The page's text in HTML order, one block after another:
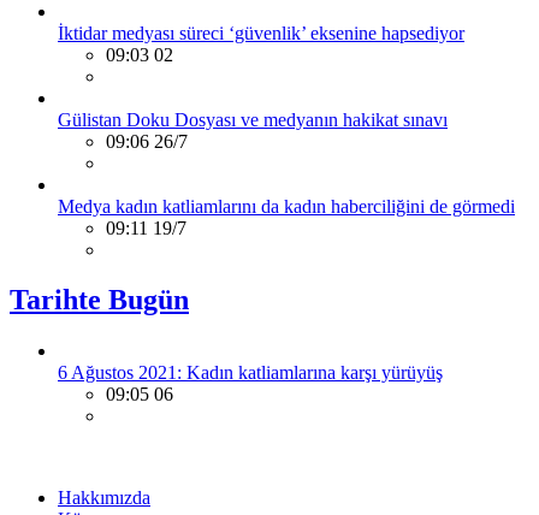
İktidar medyası süreci ‘güvenlik’ eksenine hapsediyor
09:03 02
Gülistan Doku Dosyası ve medyanın hakikat sınavı
09:06 26/7
Medya kadın katliamlarını da kadın haberciliğini de görmedi
09:11 19/7
Tarihte Bugün
6 Ağustos 2021: Kadın katliamlarına karşı yürüyüş
09:05 06
Hakkımızda